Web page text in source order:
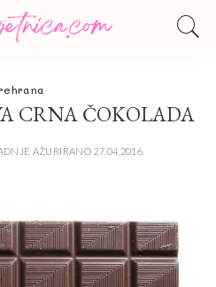
CRNA ČOKOLADA
AŽURIRANO 27.04.2016.